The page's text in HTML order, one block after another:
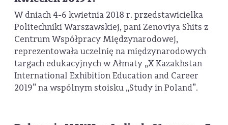
W dniach 4-6 kwietnia 2018 r. przedstawicielka
Politechniki Warszawskiej, pani Zenoviya Shits z
Centrum Współpracy Międzynarodowej,
reprezentowała uczelnię na międzynarodowych
targach edukacyjnych w Ałmaty „X Kazakhstan
International Exhibition Education and Career
2019” na wspólnym stoisku „Study in Poland”.